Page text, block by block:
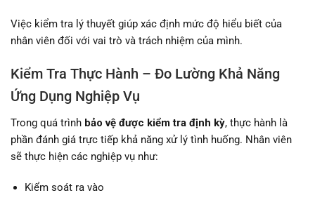
Việc kiểm tra lý thuyết giúp xác định mức độ hiểu biết của
nhân viên đối với vai trò và trách nhiệm của mình.
Kiểm Tra Thực Hành – Đo Lường Khả Năng
Ứng Dụng Nghiệp Vụ
Trong quá trình bảo vệ được kiểm tra định kỳ, thực hành là
phần đánh giá trực tiếp khả năng xử lý tình huống. Nhân viên
sẽ thực hiện các nghiệp vụ như:
Kiểm soát ra vào